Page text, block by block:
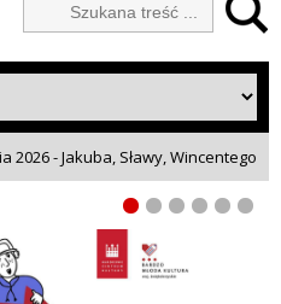
2026 - Jakuba, Sławy, Wincentego